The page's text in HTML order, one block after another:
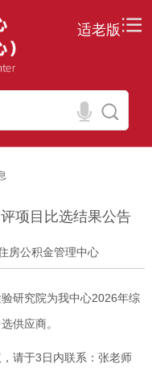
适老版
项目比选结果公告
房公积金管理中心
研究院为我中心2026年综
供应商。
请于3日内联系：张老师